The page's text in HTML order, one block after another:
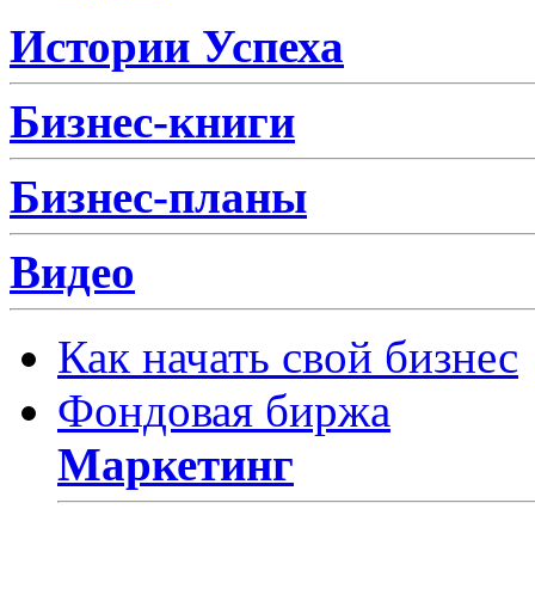
Истории Успеха
Бизнес-книги
Бизнес-планы
Видео
Как начать свой бизнес
Фондовая биржа
Маркетинг